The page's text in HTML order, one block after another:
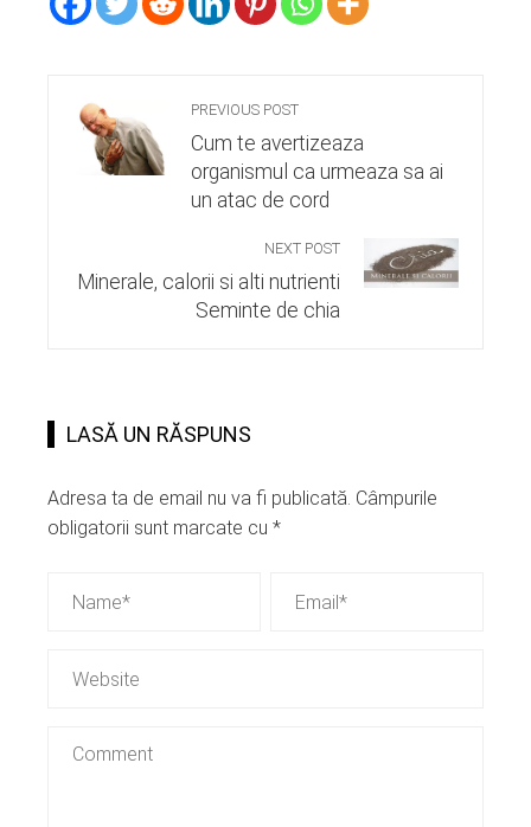
PREVIOUS POST
Cum te avertizeaza
organismul ca urmeaza sa ai
un atac de cord
NEXT POST
Minerale, calorii si alti nutrienti
Seminte de chia
LASĂ UN RĂSPUNS
Adresa ta de email nu va fi publicată. Câmpurile
obligatorii sunt marcate cu *